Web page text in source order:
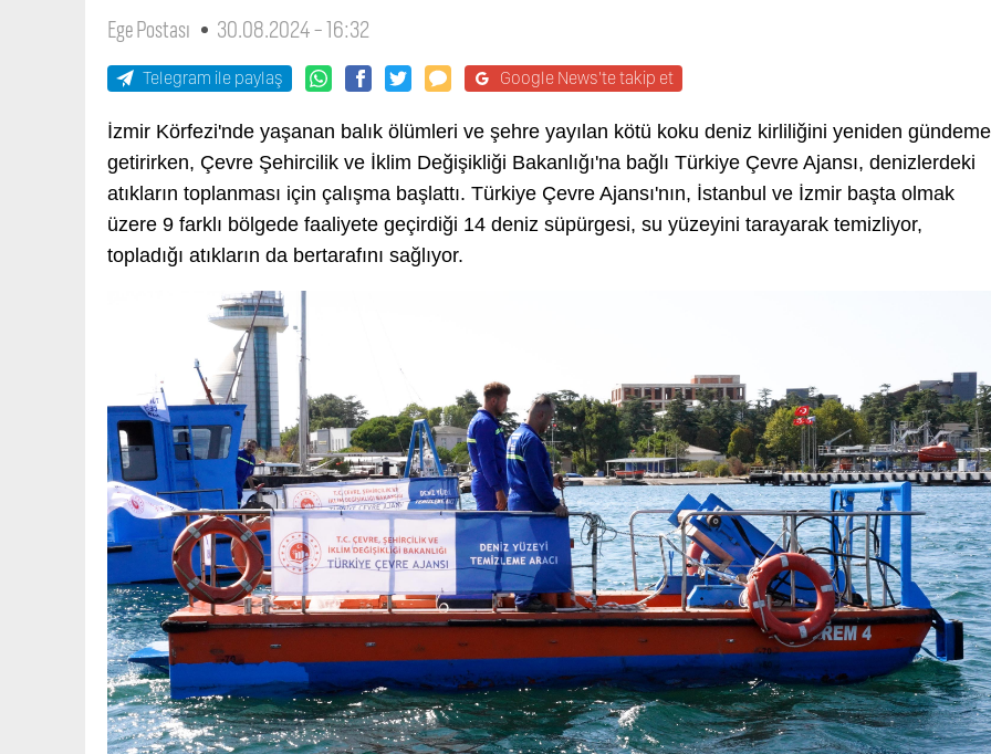
Ege Postası 30.08.2024 - 16:32
Telegram ile paylaş Google News'te takip et
İzmir Körfezi'nde yaşanan balık ölümleri ve şehre yayılan kötü koku deniz kirliliğini yeniden gündeme
getirirken, Çevre Şehircilik ve İklim Değişikliği Bakanlığı'na bağlı Türkiye Çevre Ajansı, denizlerdeki
atıkların toplanması için çalışma başlattı. Türkiye Çevre Ajansı'nın, İstanbul ve İzmir başta olmak
üzere 9 farklı bölgede faaliyete geçirdiği 14 deniz süpürgesi, su yüzeyini tarayarak temizliyor,
topladığı atıkların da bertarafını sağlıyor.